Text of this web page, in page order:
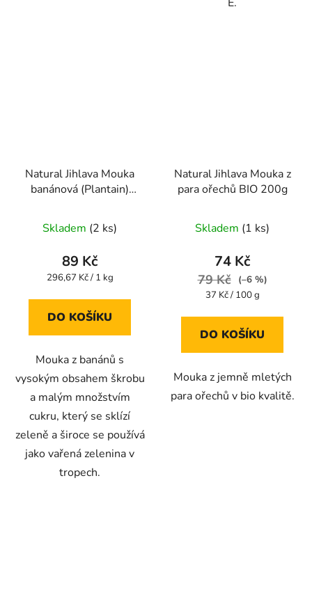
Natural Jihlava Mouka
banánová (Plantain)
Skladem (2 ks)
89 Kč
Měrná
296,67 Kč / 1 kg
DO KOŠÍKU
Mouka z banánů s
vysokým obsahem škrobu
a malým množstvím
cukru, který se sklízí
zeleně a široce se používá
jako vařená zelenina v
tropech.
Natural Jihlava Mouka z
para ořechů BIO 200g
Skladem (1 ks)
74 Kč
79 Kč
(–6 %)
Měrná
37 Kč / 100 g
DO KOŠÍKU
Mouka z jemně mletých
para ořechů v bio kvalitě.